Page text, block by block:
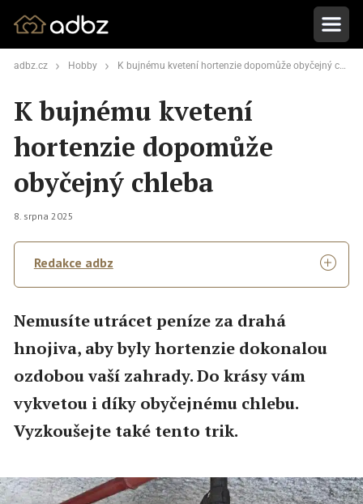
adbz.cz Hobby K bujnému kvetení hortenzie dopomůže obyčejný chleba
K bujnému kvetení
hortenzie dopomůže
obyčejný chleba
8. srpna 2025
Redakce adbz
Nemusíte utrácet peníze za drahá
hnojiva, aby byly hortenzie dokonalou
ozdobou vaší zahrady. Do krásy vám
vykvetou i díky obyčejnému chlebu.
Vyzkoušejte také tento trik.